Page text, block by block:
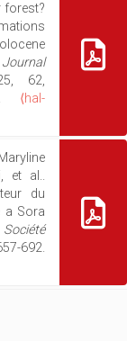
forest?
Journal
62,
. ⟨hal-
et al..
du
a Sora
692.